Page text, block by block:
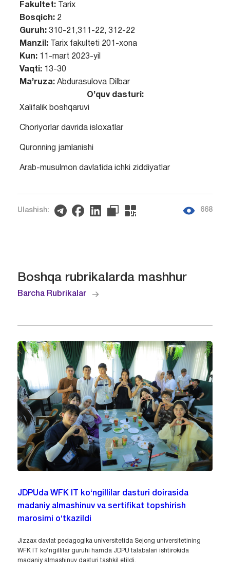
Fakultet:Tarix
Bosqich:2
Guruh:310-21,311-22, 312-22
Manzil:Tarix fakulteti 201-xona
Kun: 11-mart 2023-yil
Vaqti:13-30
Ma’ruza:Abdurasulova Dilbar
O’quv dasturi:
Xalifalik boshqaruvi
Choriyorlar davrida isloxatlar
Quronning jamlanishi
Arab-musulmon davlatida ichki ziddiyatlar
Ulashish: 668
Boshqa rubrikalarda mashhur
Barcha Rubrikalar
JDPUda WFK IT ko‘ngillilar dasturi doirasida
madaniy almashinuv va sertifikat topshirish
marosimi o‘tkazildi
Jizzax davlat pedagogika universitetida Sejong universitetining
WFK IT ko‘ngillilar guruhi hamda JDPU talabalari ishtirokida
madaniy almashinuv dasturi tashkil etildi.